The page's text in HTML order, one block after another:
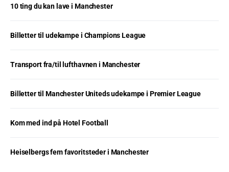
10 ting du kan lave i Manchester
Billetter til udekampe i Champions League
Transport fra/til lufthavnen i Manchester
Billetter til Manchester Uniteds udekampe i Premier League
Kom med ind på Hotel Football
Heiselbergs fem favoritsteder i Manchester